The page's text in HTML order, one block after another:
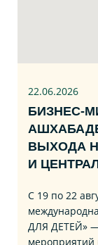
22.06.2026
ВЫХОДА
И
С 19 по 22
ДЛЯ ДЕТЕЙ»
мероприятий